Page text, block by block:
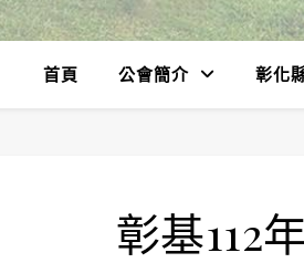
首頁 公會簡介 彰化
彰基112